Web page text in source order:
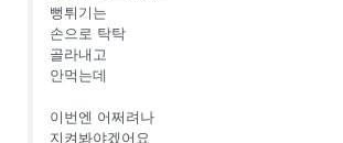
뻥튀기는
손으로 탁탁
골라내고
안먹는데
이번엔 어쩌려나
지켜봐야겠어요